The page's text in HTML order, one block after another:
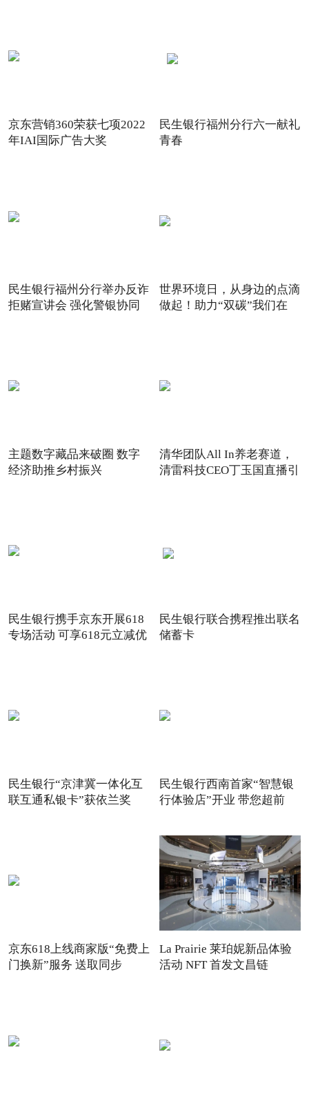
京东营销360荣获七项2022
年IAI国际广告大奖
民生银行福州分行六一献礼
青春
民生银行福州分行举办反诈
拒赌宣讲会 强化警银协同
世界环境日，从身边的点滴
做起！助力“双碳”我们在
主题数字藏品来破圈 数字
经济助推乡村振兴
清华团队All In养老赛道，
清雷科技CEO丁玉国直播引
民生银行携手京东开展618
专场活动 可享618元立减优
民生银行联合携程推出联名
储蓄卡
民生银行“京津冀一体化互
联互通私银卡”获依兰奖
民生银行西南首家“智慧银
行体验店”开业 带您超前
京东618上线商家版“免费上
门换新”服务 送取同步
La Prairie 莱珀妮新品体验
活动 NFT 首发文昌链